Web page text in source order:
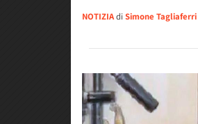
NOTIZIAdi Simone Tagliaferri